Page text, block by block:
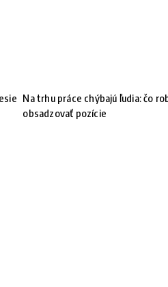
Na trhu práce chýbajú ľudia: čo
obsadzovať pozície